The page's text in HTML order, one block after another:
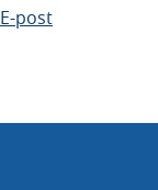
E-post